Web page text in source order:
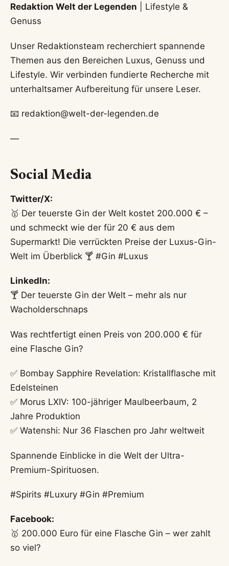
Redaktion Welt der Legenden | Lifestyle &
Genuss
Unser Redaktionsteam recherchiert spannende
Themen aus den Bereichen Luxus, Genuss und
Lifestyle. Wir verbinden fundierte Recherche mit
unterhaltsamer Aufbereitung für unsere Leser.
📧 redaktion@welt-der-legenden.de
—
Social Media
Twitter/X:
🥇 Der teuerste Gin der Welt kostet 200.000 € –
und schmeckt wie der für 20 € aus dem
Supermarkt! Die verrückten Preise der Luxus-Gin-
Welt im Überblick 🍸 #Gin #Luxus
LinkedIn:
🍸 Der teuerste Gin der Welt – mehr als nur
Wacholderschnaps
Was rechtfertigt einen Preis von 200.000 € für
eine Flasche Gin?
✅ Bombay Sapphire Revelation: Kristallflasche mit
Edelsteinen
✅ Morus LXIV: 100-jähriger Maulbeerbaum, 2
Jahre Produktion
✅ Watenshi: Nur 36 Flaschen pro Jahr weltweit
Spannende Einblicke in die Welt der Ultra-
Premium-Spirituosen.
#Spirits #Luxury #Gin #Premium
Facebook:
🥇 200.000 Euro für eine Flasche Gin – wer zahlt
so viel?